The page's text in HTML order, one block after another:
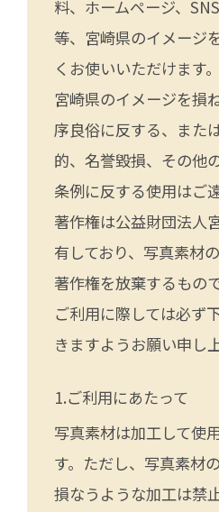
料、ホームページ、
等、宮崎県のイメージ
くお使いいただけます。
宮崎県のイメージを損
序良俗に反する、また
的、名誉毀損、その他
条例に反する使用はご
著作権は公益財団法人
有しており、写真素材
著作権を放棄するもの
ご利用に際しては必ず
きますようお願い申し
ご利用にあたって
写真素材は加工して使
す。ただし、写真素材
損なうような加工は禁